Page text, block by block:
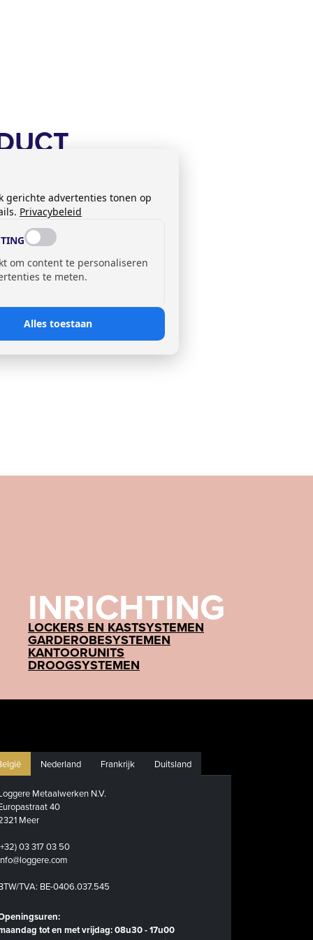
INRICHTING
LOCKERS EN KASTSYSTEMEN
GARDEROBESYSTEMEN
KANTOORUNITS
DROOGSYSTEMEN
Nederland Frankrijk Duitsland
Metaalwerken N.V.
40
Meer
03 317 03 50
TVA: BE-0406.037.545
tot en met vrijdag: 08u30 - 17u00
gerichte advertenties tonen op
Privacybeleid
om content te personaliseren
te meten.
Alles toestaan